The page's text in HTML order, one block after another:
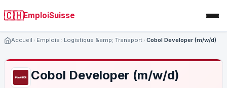
🇨🇭EmploiSuisse
Accueil Emplois Logistique &amp; Transport Cobol Developer (m/w/d)
Cobol Developer (m/w/d)